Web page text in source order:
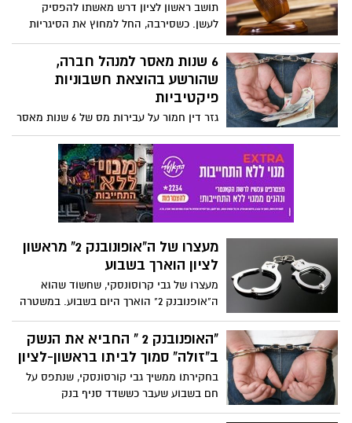
יוכל לקבל טעימה קטנה ממנה שאני הרגשתי
בחודשים האחרונים"
תושב ראשון לציון דרש מאשתו להפסיק
לעשן. כשסירבה, החל למחוץ את הסיגריות
שלה וכשהתקוממה, הכה אותה
נמרצות...בשבוע שעבר הוגש כתב אישום
כנגדו בגין תקיפת סתם של בן זוג. דיון בעניינו
6 שנות מאסר למנהל חברה,
שהורשע בהוצאת חשבוניות
פיקטיביות
גזר דין חמור על עבירות מס של 6 שנות מאסר
וקנס בסך 1,250,000 שקלים על מנהל חברה,
שהורשע בהוצאת חשבוניות פיקטיביות ובניכוי
מס תשומות שלא כדין.
מעצרו של ה"אופונובנק 2" מראשון
לציון הוארך בשבוע
מעצרו של גבי קרוסונסקי, שחשוד שהוא
ה"אופנובנק 2" הוארך היום בשבוע. במשטרה
משוכנעים כי הוא ביצע את מעשי השוד ורצח
את המאבטח יניב אנגלר. לפי המשטרה הוא
עבד כגובה חובות במועדוני קלפים בעולם
התחתון. הוא מודה בשני מעשי שוד בלבד
"האופנובנק 2 " החביא את הנשק
ב"זולה" סמוך לביתו בראשון-לציון
בחקירתו ממשיך גבי קורסונסקי, שנתפס על
חם בשבוע שעבר כששדד סניף בנק
בנס-ציונה, להכחיש כי רצח את המאבטח